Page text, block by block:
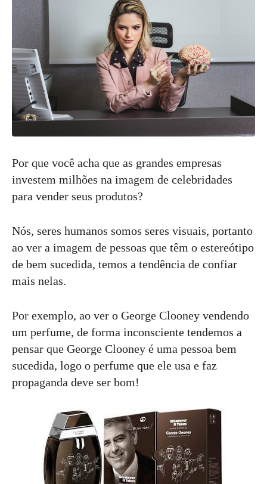
Por que você acha que as grandes empresas
investem milhões na imagem de celebridades
para vender seus produtos?
Nós, seres humanos somos seres visuais, portanto
ao ver a imagem de pessoas que têm o estereótipo
de bem sucedida, temos a tendência de confiar
mais nelas.
Por exemplo, ao ver o George Clooney vendendo
um perfume, de forma inconsciente tendemos a
pensar que George Clooney é uma pessoa bem
sucedida, logo o perfume que ele usa e faz
propaganda deve ser bom!